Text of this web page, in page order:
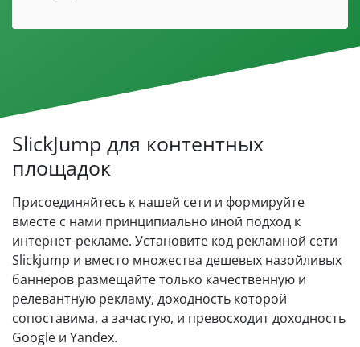
SlickJump для контентных
площадок
Присоединяйтесь к нашей сети и формируйте
вместе с нами принципиально иной подход к
интернет-рекламе. Установите код рекламной сети
Slickjump и вместо множества дешевых назойливых
баннеров размещайте только качественную и
релевантную рекламу, доходность которой
сопоставима, а зачастую, и превосходит доходность
Google и Yandex.